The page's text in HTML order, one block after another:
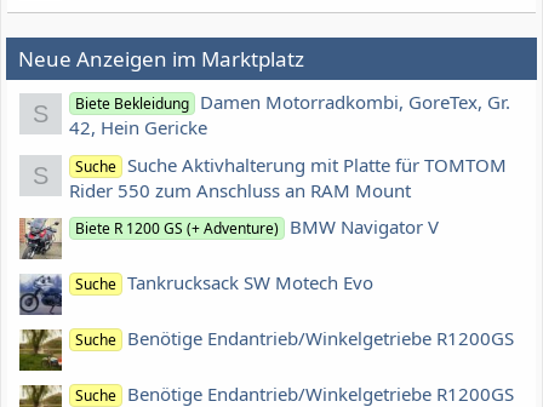
Neue Anzeigen im Marktplatz
S Biete Bekleidung Damen Motorradkombi, GoreTex, Gr.
42, Hein Gericke
S Suche Suche Aktivhalterung mit Platte für TOMTOM
Rider 550 zum Anschluss an RAM Mount
Biete R 1200 GS (+ Adventure) BMW Navigator V
Suche Tankrucksack SW Motech Evo
Suche Benötige Endantrieb/Winkelgetriebe R1200GS
Suche Benötige Endantrieb/Winkelgetriebe R1200GS